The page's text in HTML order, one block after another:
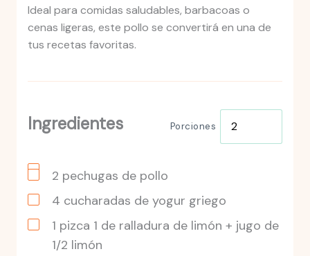
Ideal para comidas saludables, barbacoas o
cenas ligeras, este pollo se convertirá en una de
tus recetas favoritas.
Ingredientes Porciones
2 pechugas de pollo
4 cucharadas de yogur griego
1 pizca 1 de ralladura de limón + jugo de
1/2 limón